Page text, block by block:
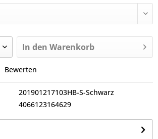
In den Warenkorb
Bewerten
201901217103HB-S-Schwarz
4066123164629